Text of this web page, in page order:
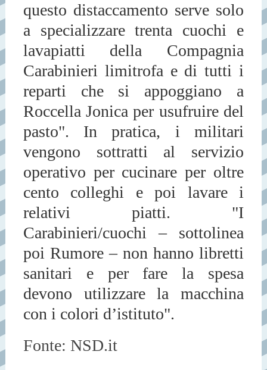
questo distaccamento serve solo
a specializzare trenta cuochi e
lavapiatti della Compagnia
Carabinieri limitrofa e di tutti i
reparti che si appoggiano a
Roccella Jonica per usufruire del
pasto". In pratica, i militari
vengono sottratti al servizio
operativo per cucinare per oltre
cento colleghi e poi lavare i
relativi piatti. "I
Carabinieri/cuochi – sottolinea
poi Rumore– non hanno libretti
sanitari e per fare la spesa
devono utilizzare la macchina
con i colori d’istituto".
Fonte: NSD.it